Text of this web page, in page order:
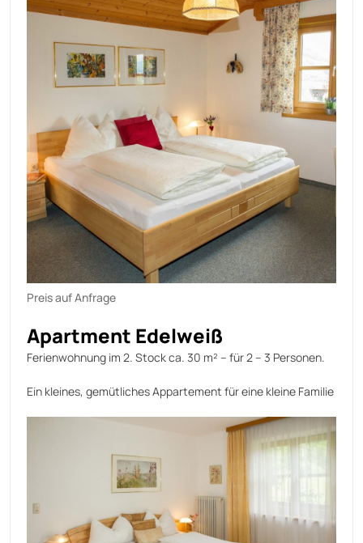
Preis auf Anfrage
Apartment Edelweiß
Ferienwohnung im 2. Stock ca. 30 m² – für 2 – 3 Personen.
Ein kleines, gemütliches Appartement für eine kleine Familie